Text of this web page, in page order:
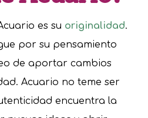
es su originalidad.
por su pensamiento
de aportar cambios
Acuario no teme ser
encuentra la